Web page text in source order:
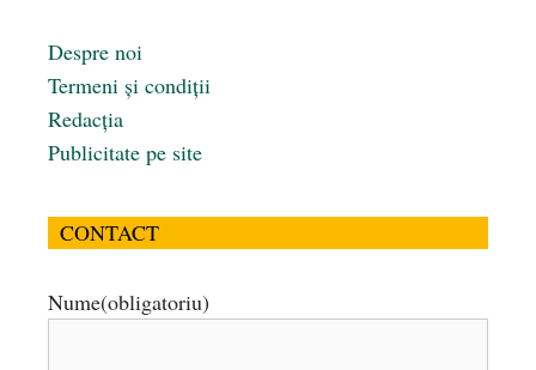
Despre noi
Termeni și condiții
Redacția
Publicitate pe site
CONTACT
Nume(obligatoriu)